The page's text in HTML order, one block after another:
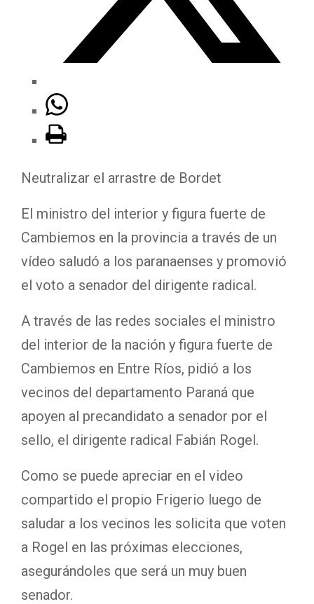
Neutralizar el arrastre de Bordet
El ministro del interior y figura fuerte de
Cambiemos en la provincia a través de un
vídeo saludó a los paranaenses y promovió
el voto a senador del dirigente radical.
A través de las redes sociales el ministro
del interior de la nación y figura fuerte de
Cambiemos en Entre Ríos, pidió a los
vecinos del departamento Paraná que
apoyen al precandidato a senador por el
sello, el dirigente radical Fabián Rogel.
Como se puede apreciar en el video
compartido el propio Frigerio luego de
saludar a los vecinos les solicita que voten
a Rogel en las próximas elecciones,
asegurándoles que será un muy buen
senador.